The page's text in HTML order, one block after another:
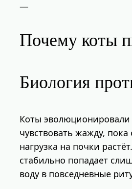
—
Почему коты
Биология
Коты эволюционировали
чувствовать жажду,
нагрузка на почки
стабильно попадает
воду в повседневные